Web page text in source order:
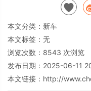
本文分类： 新车
本文标签：无
浏览次数： 8543 次浏览
发布日期：2025-06-11
本文链接： http://